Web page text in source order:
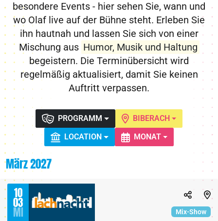
besondere Events - hier sehen Sie, wann und
wo Olaf live auf der Bühne steht. Erleben Sie
ihn hautnah und lassen Sie sich von einer
Mischung aus Humor, Musik und Haltung
begeistern. Die Terminübersicht wird
regelmäßig aktualisiert, damit Sie keinen
Auftritt verpassen.
PROGRAMM
BIBERACH
LOCATION
MONAT
März 2027
10
03
MI Mix-Show